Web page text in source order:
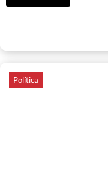
Política